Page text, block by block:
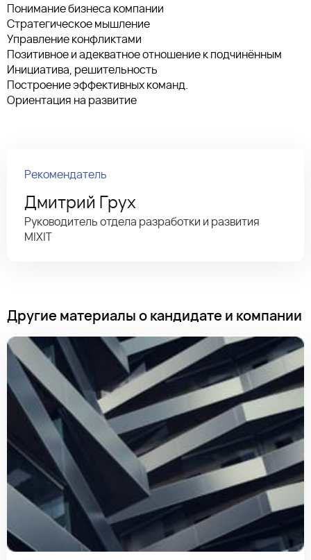
Понимание бизнеса компании
Стратегическое мышление
Управление конфликтами
Позитивное и адекватное отношение к подчинённым
Инициатива, решительность
Построение эффективных команд.
Ориентация на развитие
Рекомендатель
Дмитрий Грух
Руководитель отдела разработки и развития
MIXIT
Другие материалы о кандидате и компании